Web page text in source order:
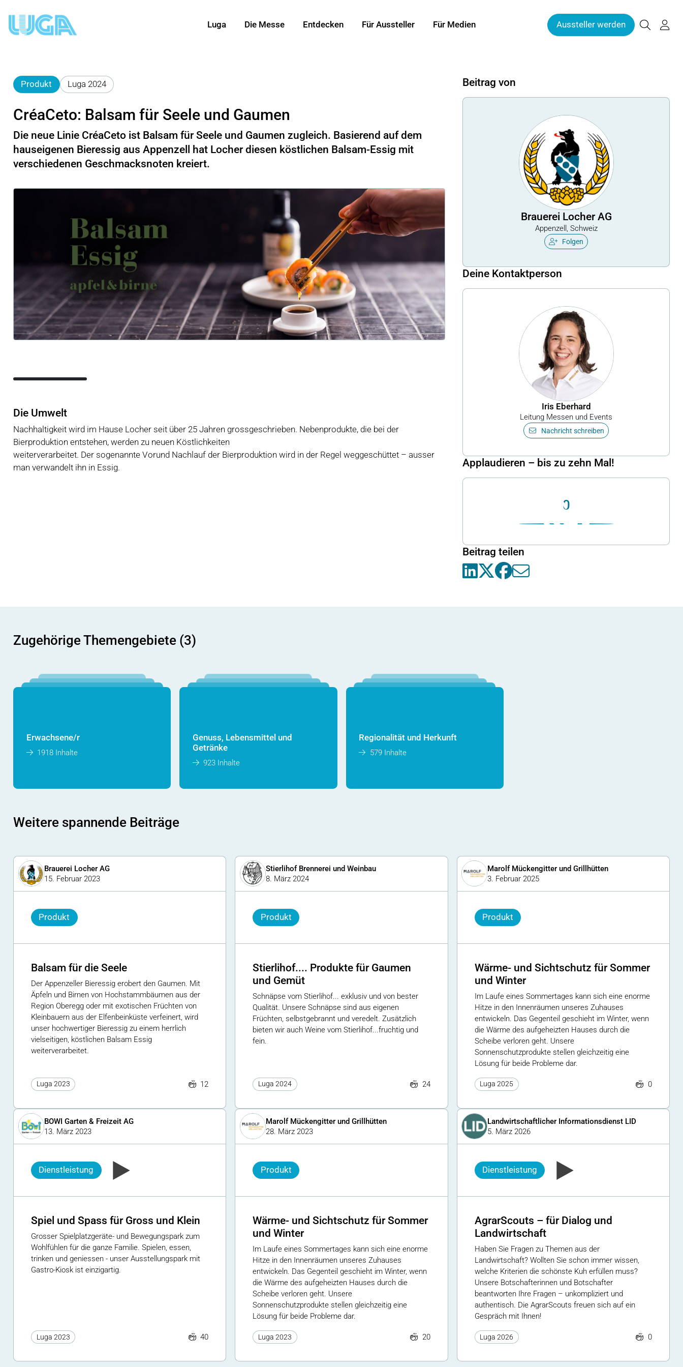
Luga Die Messe Entdecken Für Aussteller Für Medien Aussteller werden
Produkt Luga 2024
CréaCeto: Balsam für Seele und Gaumen
Die neue Linie CréaCeto ist Balsam für Seele und Gaumen zugleich. Basierend auf dem
hauseigenen Bieressig aus Appenzell hat Locher diesen köstlichen Balsam-Essig mit
verschiedenen Geschmacksnoten kreiert.
Die Umwelt
Nachhaltigkeit wird im Hause Locher seit über 25 Jahren grossgeschrieben. Nebenprodukte, die bei der
Bierproduktion entstehen, werden zu neuen Köstlichkeiten
weiterverarbeitet. Der sogenannte Vorund Nachlauf der Bierproduktion wird in der Regel weggeschüttet – ausser
man verwandelt ihn in Essig.
Beitrag von
Brauerei Locher AG
Appenzell, Schweiz
Folgen
Deine Kontaktperson
Iris Eberhard
Leitung Messen und Events
Nachricht schreiben
Applaudieren – bis zu zehn Mal!
0
Beitrag teilen
Zugehörige Themengebiete (3)
Erwachsene/r
1918 Inhalte
Genuss, Lebensmittel und
Getränke
923 Inhalte
Regionalität und Herkunft
579 Inhalte
Weitere spannende Beiträge
Brauerei Locher AG
15. Februar 2023
Produkt
Balsam für die Seele
Der Appenzeller Bieressig erobert den Gaumen. Mit
Äpfeln und Birnen von Hochstammbäumen aus der
Region Oberegg oder mit exotischen Früchten von
Kleinbauern aus der Elfenbeinküste verfeinert, wird
unser hochwertiger Bieressig zu einem herrlich
vielseitigen, köstlichen Balsam Essig
weiterverarbeitet.
Luga 2023 12
Stierlihof Brennerei und Weinbau
8. März 2024
Produkt
Stierlihof.... Produkte für Gaumen
und Gemüt
Schnäpse vom Stierlihof... exklusiv und von bester
Qualität. Unsere Schnäpse sind aus eigenen
Früchten, selbstgebrannt und veredelt. Zusätzlich
bieten wir auch Weine vom Stierlihof...fruchtig und
fein.
Luga 2024 24
Marolf Mückengitter und Grillhütten
3. Februar 2025
Produkt
Wärme- und Sichtschutz für Sommer
und Winter
Im Laufe eines Sommertages kann sich eine enorme
Hitze in den Innenräumen unseres Zuhauses
entwickeln. Das Gegenteil geschieht im Winter, wenn
die Wärme des aufgeheizten Hauses durch die
Scheibe verloren geht. Unsere
Sonnenschutzprodukte stellen gleichzeitig eine
Lösung für beide Probleme dar.
Luga 2025 0
BOWI Garten & Freizeit AG
13. März 2023
Dienstleistung
Spiel und Spass für Gross und Klein
Grosser Spielplatzgeräte- und Bewegungspark zum
Wohlfühlen für die ganze Familie. Spielen, essen,
trinken und geniessen - unser Ausstellungspark mit
Gastro-Kiosk ist einzigartig.
Luga 2023 40
Marolf Mückengitter und Grillhütten
28. März 2023
Produkt
Wärme- und Sichtschutz für Sommer
und Winter
Im Laufe eines Sommertages kann sich eine enorme
Hitze in den Innenräumen unseres Zuhauses
entwickeln. Das Gegenteil geschieht im Winter, wenn
die Wärme des aufgeheizten Hauses durch die
Scheibe verloren geht. Unsere
Sonnenschutzprodukte stellen gleichzeitig eine
Lösung für beide Probleme dar.
Luga 2023 20
Landwirtschaftlicher Informationsdienst LID
5. März 2026
Dienstleistung
AgrarScouts – für Dialog und
Landwirtschaft
Haben Sie Fragen zu Themen aus der
Landwirtschaft? Wollten Sie schon immer wissen,
welche Kriterien die schönste Kuh erfüllen muss?
Unsere Botschafterinnen und Botschafter
beantworten Ihre Fragen – unkompliziert und
authentisch. Die AgrarScouts freuen sich auf ein
Gespräch mit Ihnen!
Luga 2026 0